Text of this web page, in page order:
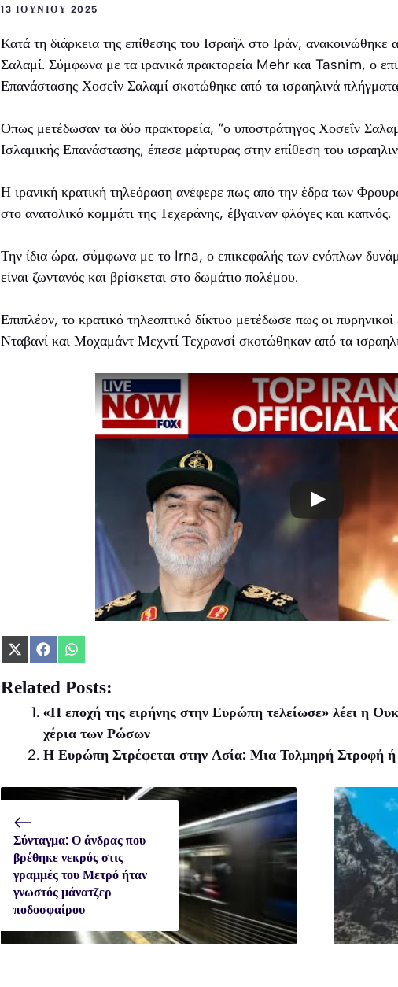
13 ΙΟΥΝΊΟΥ 2025
Κατά τη διάρκεια της επίθεσης του Ισραήλ στο Ιράν,
Σαλαμί. Σύμφωνα με τα ιρανικά πρακτορεία Mehr και Tasnim, ο
Επανάστασης Χοσεΐν Σαλαμί σκοτώθηκε από τα ισραηλινά
Οπως μετέδωσαν τα δύο πρακτορεία, “ο υποστράτηγος Χοσεΐν
Ισλαμικής Επανάστασης, έπεσε μάρτυρας στην επίθεση του
Η ιρανική κρατική τηλεόραση ανέφερε πως από την έδρα των
στο ανατολικό κομμάτι της Τεχεράνης, έβγαιναν φλόγες και καπνός.
Την ίδια ώρα, σύμφωνα με το Irna, ο επικεφαλής των ενόπλων
είναι ζωντανός και βρίσκεται στο δωμάτιο πολέμου.
Επιπλέον, το κρατικό τηλεοπτικό δίκτυο μετέδωσε πως οι
Νταβανί και Μοχαμάντ Μεχντί Τεχρανσί σκοτώθηκαν από τα
Share
X
(Twitter)
Share
Facebook
Share
WhatsApp
Related Posts:
«Η εποχή της ειρήνης στην Ευρώπη τελείωσε» λέει η
χέρια των Ρώσων
Η Ευρώπη Στρέφεται στην Ασία: Μια Τολμηρή Στροφή ή
Σύνταγμα: Ο άνδρας που
βρέθηκε νεκρός στις
γραμμές του Μετρό ήταν
γνωστός μάνατζερ
ποδοσφαίρου